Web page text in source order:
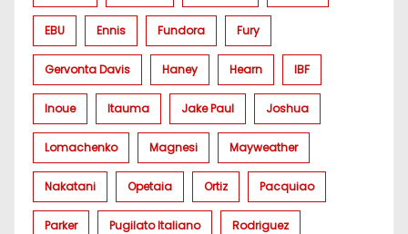
EBU Ennis Fundora Fury
Gervonta Davis Haney Hearn IBF
Inoue Itauma Jake Paul Joshua
Lomachenko Magnesi Mayweather
Nakatani Opetaia Ortiz Pacquiao
Parker Pugilato Italiano Rodriguez